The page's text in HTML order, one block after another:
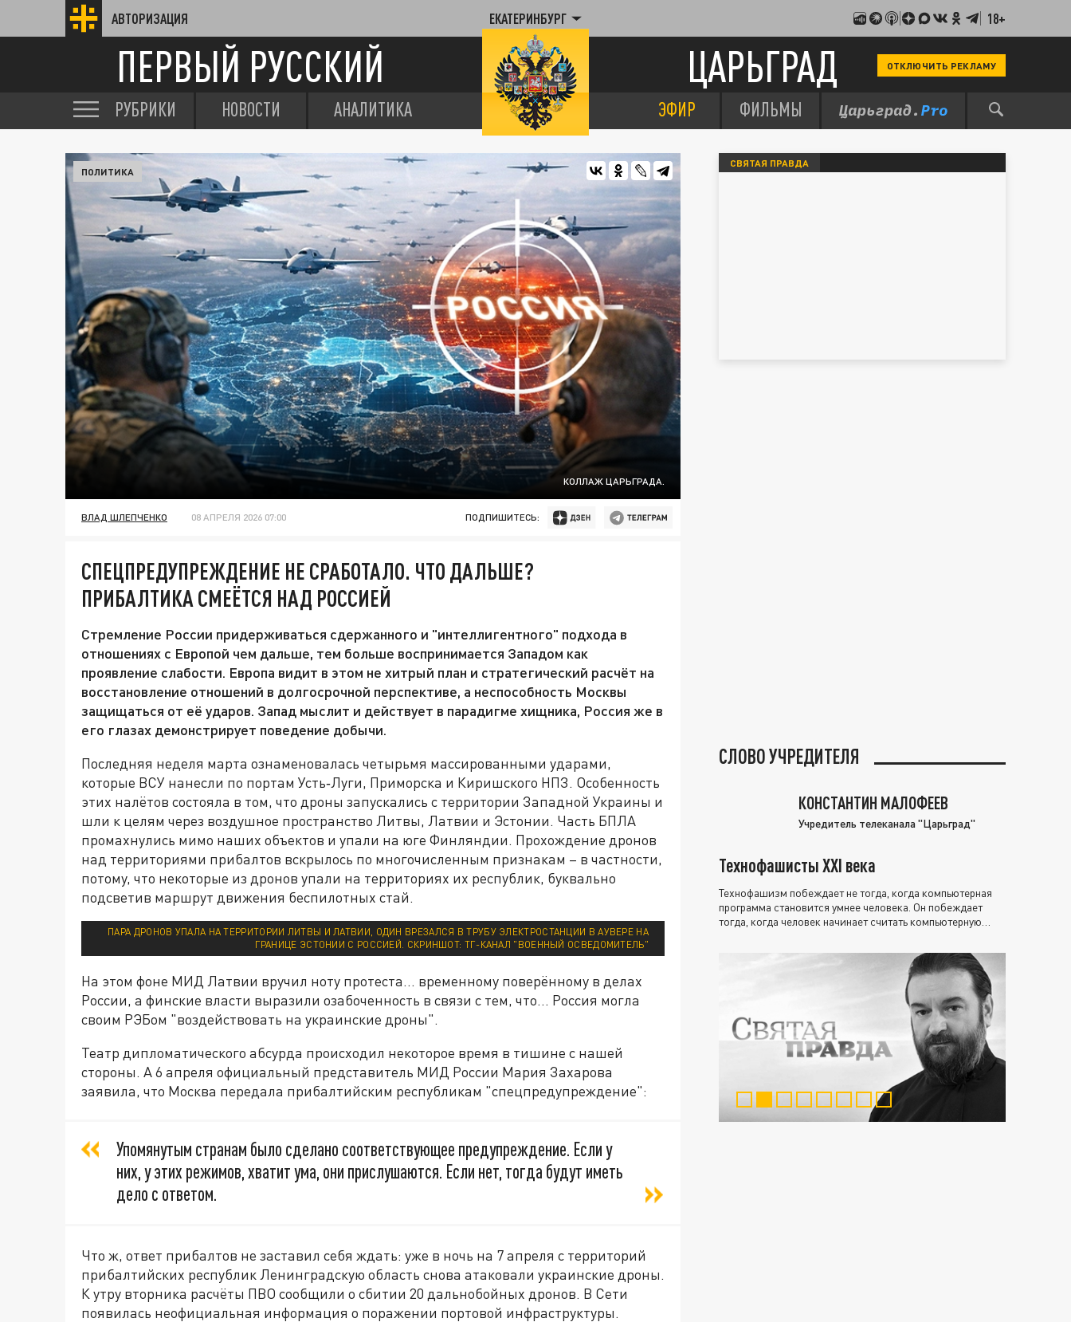
АВТОРИЗАЦИЯ ЕКАТЕРИНБУРГ 18+
ПЕРВЫЙ РУССКИЙ ЦАРЬГРАД ОТКЛЮЧИТЬ РЕКЛАМУ
РУБРИКИ НОВОСТИ АНАЛИТИКА ЭФИР ФИЛЬМЫ
КОЛЛАЖ ЦАРЬГРАДА.
ПОЛИТИКА
ВЛАД ШЛЕПЧЕНКО 08 АПРЕЛЯ 2026 07:00 ПОДПИШИТЕСЬ:
СПЕЦПРЕДУПРЕЖДЕНИЕ НЕ СРАБОТАЛО. ЧТО ДАЛЬШЕ?
ПРИБАЛТИКА СМЕЁТСЯ НАД РОССИЕЙ
Стремление России придерживаться сдержанного и "интеллигентного" подхода в
отношениях с Европой чем дальше, тем больше воспринимается Западом как
проявление слабости. Европа видит в этом не хитрый план и стратегический расчёт на
восстановление отношений в долгосрочной перспективе, а неспособность Москвы
защищаться от её ударов. Запад мыслит и действует в парадигме хищника, Россия же в
его глазах демонстрирует поведение добычи.
Последняя неделя марта ознаменовалась четырьмя массированными ударами,
которые ВСУ нанесли по портам Усть‑Луги, Приморска и Киришского НПЗ. Особенность
этих налётов состояла в том, что дроны запускались с территории Западной Украины и
шли к целям через воздушное пространство Литвы, Латвии и Эстонии. Часть БПЛА
промахнулись мимо наших объектов и упали на юге Финляндии. Прохождение дронов
над территориями прибалтов вскрылось по многочисленным признакам – в частности,
потому, что некоторые из дронов упали на территориях их республик, буквально
подсветив маршрут движения беспилотных стай.
ПАРА ДРОНОВ УПАЛА НА ТЕРРИТОРИИ ЛИТВЫ И ЛАТВИИ, ОДИН ВРЕЗАЛСЯ В ТРУБУ ЭЛЕКТРОСТАНЦИИ В АУВЕРЕ НА
ГРАНИЦЕ ЭСТОНИИ С РОССИЕЙ. СКРИНШОТ: ТГ-КАНАЛ "ВОЕННЫЙ ОСВЕДОМИТЕЛЬ"
На этом фоне МИД Латвии вручил ноту протеста... временному поверённому в делах
России, а финские власти выразили озабоченность в связи с тем, что... Россия могла
своим РЭБом "воздействовать на украинские дроны".
Театр дипломатического абсурда происходил некоторое время в тишине с нашей
стороны. А 6 апреля официальный представитель МИД России Мария Захарова
заявила, что Москва передала прибалтийским республикам "спецпредупреждение":
Упомянутым странам было сделано соответствующее предупреждение. Если у
них, у этих режимов, хватит ума, они прислушаются. Если нет, тогда будут иметь
дело с ответом.
Что ж, ответ прибалтов не заставил себя ждать: уже в ночь на 7 апреля с территорий
прибалтийских республик Ленинградскую область снова атаковали украинские дроны.
К утру вторника расчёты ПВО сообщили о сбитии 20 дальнобойных дронов. В Сети
появилась неофициальная информация о поражении портовой инфраструктуры.
СВЯТАЯ ПРАВДА
СЛОВО УЧРЕДИТЕЛЯ
КОНСТАНТИН МАЛОФЕЕВ
Учредитель телеканала "Царьград"
Технофашисты XXI века
Технофашизм побеждает не тогда, когда компьютерная
программа становится умнее человека. Он побеждает
тогда, когда человек начинает считать компьютерную